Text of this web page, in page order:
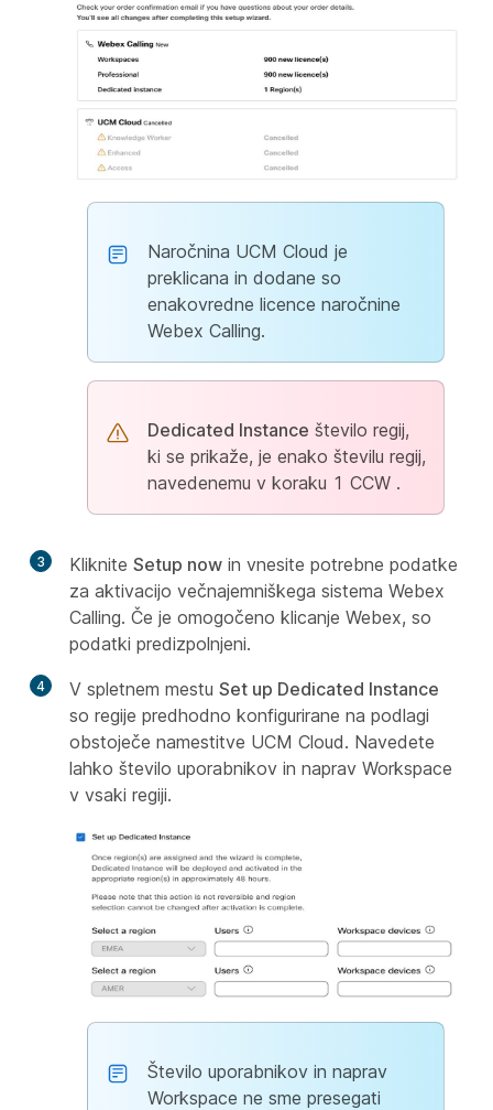
Naročnina UCM Cloud je
preklicana in dodane so
enakovredne licence naročnine
Webex Calling.
Dedicated Instance število regij,
ki se prikaže, je enako številu regij,
navedenemu v koraku 1 CCW .
3 Kliknite Setup now in vnesite potrebne podatke
za aktivacijo večnajemniškega sistema Webex
Calling. Če je omogočeno klicanje Webex, so
podatki predizpolnjeni.
4 V spletnem mestu Set up Dedicated Instance
so regije predhodno konfigurirane na podlagi
obstoječe namestitve UCM Cloud. Navedete
lahko število uporabnikov in naprav Workspace
v vsaki regiji.
Število uporabnikov in naprav
Workspace ne sme presegati